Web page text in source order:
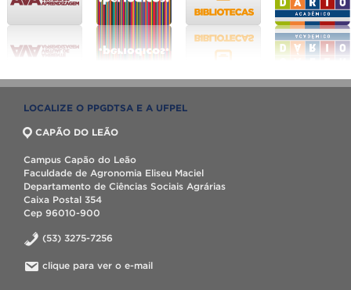
LOCALIZE O PPGDTSA E A UFPEL
CAPÃO DO LEÃO
Campus Capão do Leão
Faculdade de Agronomia Eliseu Maciel
Departamento de Ciências Sociais Agrárias
Caixa Postal 354
Cep 96010-900
(53) 3275-7256
clique para ver o e-mail